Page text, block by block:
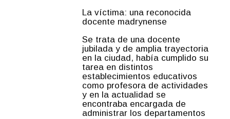
La víctima: una reconocida
docente madrynense
Se trata de una docente
jubilada y de amplia trayectoria
en la ciudad, había cumplido su
tarea en distintos
establecimientos educativos
como profesora de actividades
y en la actualidad se
encontraba encargada de
administrar los departamentos